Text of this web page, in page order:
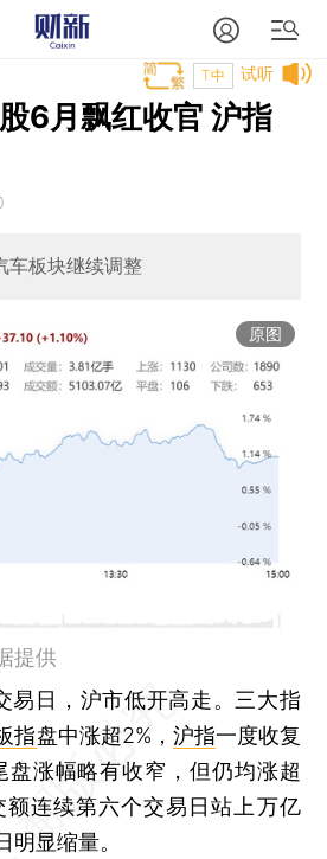
试听
T中
6月飘红收官 沪指
车板块继续调整
原图
提供
日，沪市低开高走。三大指
指盘中涨超2%， 沪指一度收复
涨幅略有收窄，但仍均涨超
额连续第六个交易日站上万亿
明显缩量。